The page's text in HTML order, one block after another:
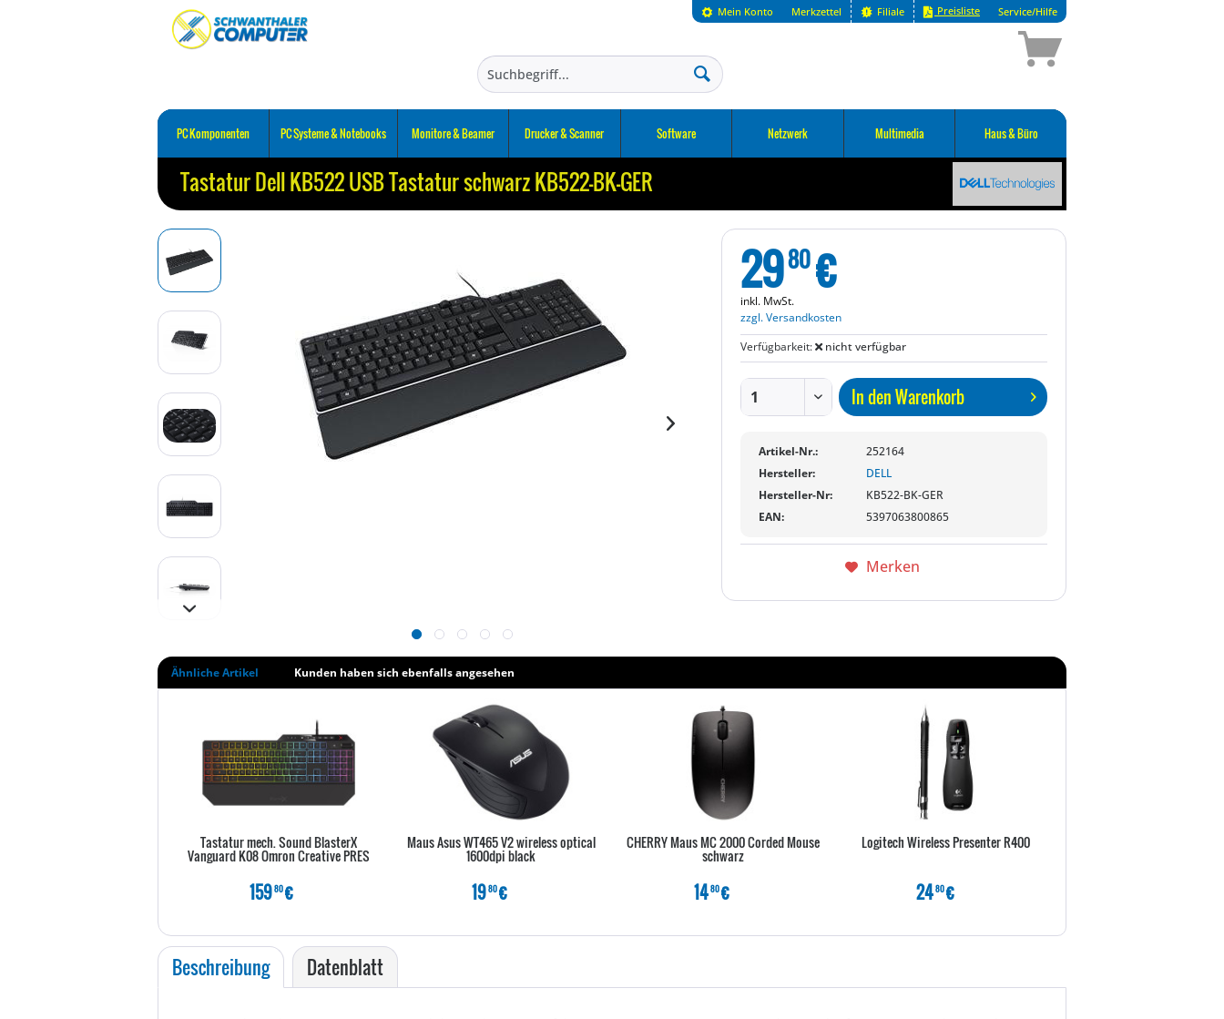
Mein Konto Merkzettel Filiale Preisliste Service/Hilfe
PC Komponenten PC Systeme & Notebooks Monitore & Beamer Drucker & Scanner Software Netzwerk Multimedia Haus & Büro
Tastatur Dell KB522 USB Tastatur schwarz KB522-BK-GER
2980€
inkl. MwSt.
zzgl. Versandkosten
Verfügbarkeit:
nicht verfügbar
In denWarenkorb
Artikel-Nr.:
252164
Hersteller:
DELL
Hersteller-Nr:
KB522-BK-GER
EAN:
5397063800865
Merken
Ähnliche Artikel Kunden haben sich ebenfalls angesehen
Tastatur mech. Sound BlasterX
Vanguard K08 Omron Creative PRES
15980€
Maus Asus WT465 V2 wireless optical
1600dpi black
1980€
CHERRY Maus MC 2000 Corded Mouse
schwarz
1480€
Logitech Wireless Presenter R400
2480€
Beschreibung Datenblatt